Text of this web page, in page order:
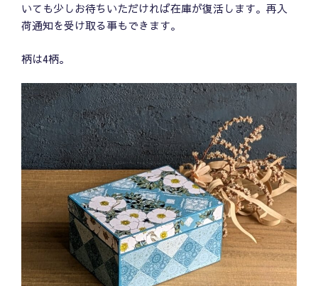
いても少しお待ちいただければ在庫が復活します。再入
荷通知を受け取る事もできます。
柄は4柄。